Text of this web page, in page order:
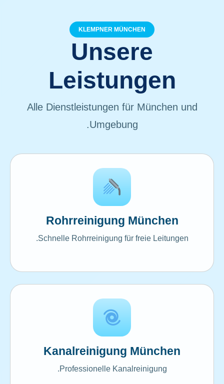
KLEMPNER MÜNCHEN
Unsere
Leistungen
Alle Dienstleistungen für München und
Umgebung.
Rohrreinigung München
Schnelle Rohrreinigung für freie Leitungen.
Kanalreinigung München
Professionelle Kanalreinigung.